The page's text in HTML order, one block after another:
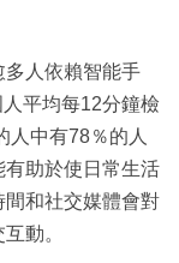
多人依賴智能手
平均每12分鐘檢
人中有78％的人
助於使日常生活
和社交媒體會對
動。